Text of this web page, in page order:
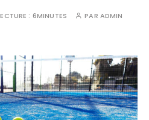
: 6MINUTES PAR ADMIN